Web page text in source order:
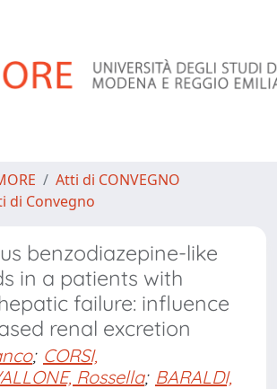
Atti di CONVEGNO
di Convegno
benzodiazepine-like
in a patients with
failure: influence
renal excretion
; CORSI,
Rossella; BARALDI,